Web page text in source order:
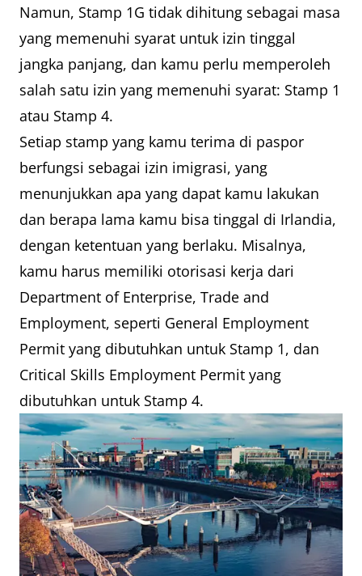
Namun, Stamp 1G tidak dihitung sebagai masa
yang memenuhi syarat untuk izin tinggal
jangka panjang, dan kamu perlu memperoleh
salah satu izin yang memenuhi syarat: Stamp 1
atau Stamp 4.
Setiap stamp yang kamu terima di paspor
berfungsi sebagai izin imigrasi, yang
menunjukkan apa yang dapat kamu lakukan
dan berapa lama kamu bisa tinggal di Irlandia,
dengan ketentuan yang berlaku. Misalnya,
kamu harus memiliki otorisasi kerja dari
Department of Enterprise, Trade and
Employment, seperti General Employment
Permit yang dibutuhkan untuk Stamp 1, dan
Critical Skills Employment Permit yang
dibutuhkan untuk Stamp 4.